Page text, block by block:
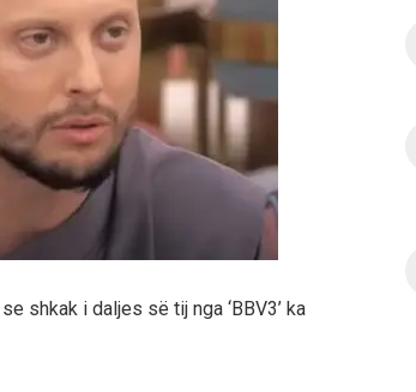
shkak i daljes së tij nga ‘BBV3’ ka